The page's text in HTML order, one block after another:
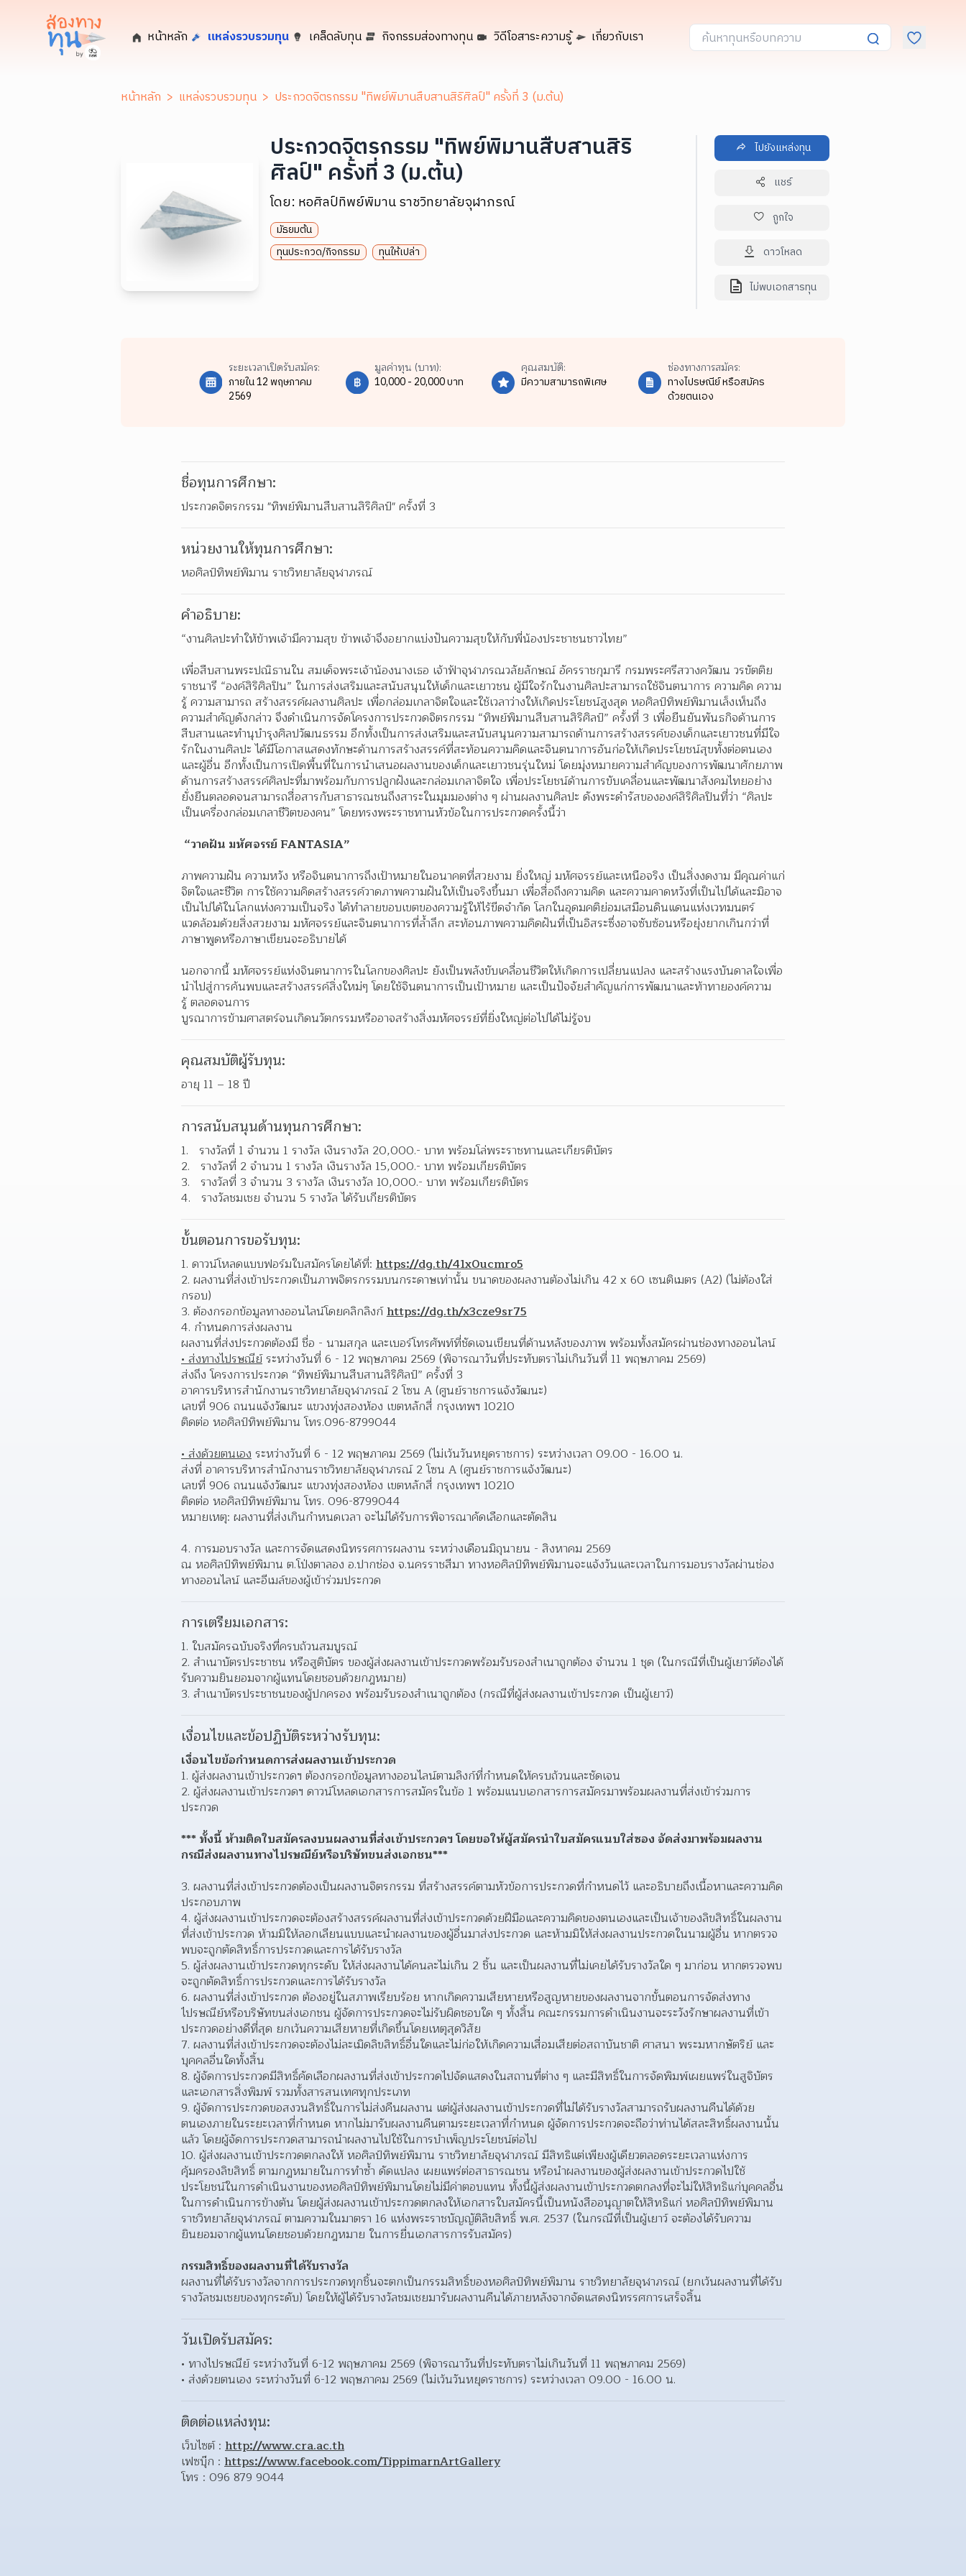
หน้าหลัก แหล่งรวบรวมทุน เคล็ดลับทุน กิจกรรมส่องทางทุน วิดีโอสาระความรู้ เกี่ยวกับเรา
หน้าหลัก > แหล่งรวบรวมทุน > ประกวดจิตรกรรม "ทิพย์พิมานสืบสานสิริศิลป์" ครั้งที่ 3 (ม.ต้น)
ประกวดจิตรกรรม "ทิพย์พิมานสืบสานสิริ
ศิลป์" ครั้งที่ 3 (ม.ต้น)
โดย: หอศิลป์ทิพย์พิมาน ราชวิทยาลัยจุฬาภรณ์
มัธยมต้น
ทุนประกวด/กิจกรรม
ทุนให้เปล่า
ไปยังแหล่งทุน
แชร์
ถูกใจ
ดาวโหลด
ไม่พบเอกสารทุน
ระยะเวลาเปิดรับสมัคร:
ภายใน 12 พฤษภาคม
2569
มูลค่าทุน (บาท):
10,000 - 20,000 บาท
คุณสมบัติ:
มีความสามารถพิเศษ
ช่องทางการสมัคร:
ทางไปรษณีย์ หรือสมัคร
ด้วยตนเอง
ชื่อทุนการศึกษา:
ประกวดจิตรกรรม "ทิพย์พิมานสืบสานสิริศิลป์" ครั้งที่ 3
หน่วยงานให้ทุนการศึกษา:
หอศิลป์ทิพย์พิมาน ราชวิทยาลัยจุฬาภรณ์
คำอธิบาย:
“งานศิลปะทำให้ข้าพเจ้ามีความสุข ข้าพเจ้าจึงอยากแบ่งปันความสุขให้กับพี่น้องประชาชนชาวไทย”
เพื่อสืบสานพระปณิธานใน สมเด็จพระเจ้าน้องนางเธอ เจ้าฟ้าจุฬาภรณวลัยลักษณ์ อัครราชกุมารี กรมพระศรีสวางควัฒน วรขัตติย
ราชนารี “องค์สิริศิลปิน” ในการส่งเสริมและสนับสนุนให้เด็กและเยาวชน ผู้มีใจรักในงานศิลปะสามารถใช้จินตนาการ ความคิด ความ
รู้ ความสามารถ สร้างสรรค์ผลงานศิลปะ เพื่อกล่อมเกลาจิตใจและใช้เวลาว่างให้เกิดประโยชน์สูงสุด หอศิลป์ทิพย์พิมานเล็งเห็นถึง
ความสำคัญดังกล่าว จึงดำเนินการจัดโครงการประกวดจิตรกรรม “ทิพย์พิมานสืบสานสิริศิลป์” ครั้งที่ 3 เพื่อยืนยันพันธกิจด้านการ
สืบสานและทำนุบำรุงศิลปวัฒนธรรม อีกทั้งเป็นการส่งเสริมและสนับสนุนความสามารถด้านการสร้างสรรค์ของเด็กและเยาวชนที่มีใจ
รักในงานศิลปะ ได้มีโอกาสแสดงทักษะด้านการสร้างสรรค์ที่สะท้อนความคิดและจินตนาการอันก่อให้เกิดประโยชน์สุขทั้งต่อตนเอง
และผู้อื่น อีกทั้งเป็นการเปิดพื้นที่ในการนำเสนอผลงานของเด็กและเยาวชนรุ่นใหม่ โดยมุ่งหมายความสำคัญของการพัฒนาศักยภาพ
ด้านการสร้างสรรค์ศิลปะที่มาพร้อมกับการปลูกฝังและกล่อมเกลาจิตใจ เพื่อประโยชน์ด้านการขับเคลื่อนและพัฒนาสังคมไทยอย่าง
ยั่งยืนตลอดจนสามารถสื่อสารกับสาธารณชนถึงสาระในมุมมองต่าง ๆ ผ่านผลงานศิลปะ ดังพระดำรัสขององค์สิริศิลปินที่ว่า “ศิลปะ
เป็นเครื่องกล่อมเกลาชีวิตของคน” โดยทรงพระราชทานหัวข้อในการประกวดครั้งนี้ว่า
“วาดฝัน มหัศจรรย์ FANTASIA”
ภาพความฝัน ความหวัง หรือจินตนาการถึงเป้าหมายในอนาคตที่สวยงาม ยิ่งใหญ่ มหัศจรรย์และเหนือจริง เป็นสิ่งงดงาม มีคุณค่าแก่
จิตใจและชีวิต การใช้ความคิดสร้างสรรค์วาดภาพความฝันให้เป็นจริงขึ้นมา เพื่อสื่อถึงความคิด และความคาดหวังที่เป็นไปได้และมิอาจ
เป็นไปได้ในโลกแห่งความเป็นจริง ได้ทำลายขอบเขตของความรู้ให้ไร้ขีดจำกัด โลกในอุดมคติย่อมเสมือนดินแดนแห่งเวทมนตร์
แวดล้อมด้วยสิ่งสวยงาม มหัศจรรย์และจินตนาการที่ล้ำลึก สะท้อนภาพความคิดฝันที่เป็นอิสระซึ่งอาจซับซ้อนหรือยุ่งยากเกินกว่าที่
ภาษาพูดหรือภาษาเขียนจะอธิบายได้
นอกจากนี้ มหัศจรรย์แห่งจินตนาการในโลกของศิลปะ ยังเป็นพลังขับเคลื่อนชีวิตให้เกิดการเปลี่ยนแปลง และสร้างแรงบันดาลใจเพื่อ
นำไปสู่การค้นพบและสร้างสรรค์สิ่งใหม่ๆ โดยใช้จินตนาการเป็นเป้าหมาย และเป็นปัจจัยสำคัญแก่การพัฒนาและท้าทายองค์ความ
รู้ ตลอดจนการ
บูรณาการข้ามศาสตร์จนเกิดนวัตกรรมหรืออาจสร้างสิ่งมหัศจรรย์ที่ยิ่งใหญ่ต่อไปได้ไม่รู้จบ
คุณสมบัติผู้รับทุน:
อายุ 11 – 18 ปี
การสนับสนุนด้านทุนการศึกษา:
รางวัลที่ 1 จำนวน 1 รางวัล เงินรางวัล 20,000.- บาท พร้อมโล่พระราชทานและเกียรติบัตร
รางวัลที่ 2 จำนวน 1 รางวัล เงินรางวัล 15,000.- บาท พร้อมเกียรติบัตร
รางวัลที่ 3 จำนวน 3 รางวัล เงินรางวัล 10,000.- บาท พร้อมเกียรติบัตร
รางวัลชมเชย จำนวน 5 รางวัล ได้รับเกียรติบัตร
ขั้นตอนการขอรับทุน:
ดาวน์โหลดแบบฟอร์มใบสมัครโดยได้ที่: https://dg.th/41x0ucmro5
ผลงานที่ส่งเข้าประกวดเป็นภาพจิตรกรรมบนกระดาษเท่านั้น ขนาดของผลงานต้องไม่เกิน 42 x 60 เซนติเมตร (A2) (ไม่ต้องใส่
กรอบ)
ต้องกรอกข้อมูลทางออนไลน์โดยคลิกลิงก์ https://dg.th/x3cze9sr75
กำหนดการส่งผลงาน
ผลงานที่ส่งประกวดต้องมี ชื่อ - นามสกุล และเบอร์โทรศัพท์ที่ชัดเจนเขียนที่ด้านหลังของภาพ พร้อมทั้งสมัครผ่านช่องทางออนไลน์
• ส่งทางไปรษณีย์ ระหว่างวันที่ 6 - 12 พฤษภาคม 2569 (พิจารณาวันที่ประทับตราไม่เกินวันที่ 11 พฤษภาคม 2569)
ส่งถึง โครงการประกวด “ทิพย์พิมานสืบสานสิริศิลป์” ครั้งที่ 3
อาคารบริหารสำนักงานราชวิทยาลัยจุฬาภรณ์ 2 โซน A (ศูนย์ราชการแจ้งวัฒนะ)
เลขที่ 906 ถนนแจ้งวัฒนะ แขวงทุ่งสองห้อง เขตหลักสี่ กรุงเทพฯ 10210
ติดต่อ หอศิลป์ทิพย์พิมาน โทร.096-8799044
• ส่งด้วยตนเอง ระหว่างวันที่ 6 - 12 พฤษภาคม 2569 (ไม่เว้นวันหยุดราชการ) ระหว่างเวลา 09.00 - 16.00 น.
ส่งที่ อาคารบริหารสำนักงานราชวิทยาลัยจุฬาภรณ์ 2 โซน A (ศูนย์ราชการแจ้งวัฒนะ)
เลขที่ 906 ถนนแจ้งวัฒนะ แขวงทุ่งสองห้อง เขตหลักสี่ กรุงเทพฯ 10210
ติดต่อ หอศิลป์ทิพย์พิมาน โทร. 096-8799044
หมายเหตุ: ผลงานที่ส่งเกินกำหนดเวลา จะไม่ได้รับการพิจารณาคัดเลือกและตัดสิน
4. การมอบรางวัล และการจัดแสดงนิทรรศการผลงาน ระหว่างเดือนมิถุนายน - สิงหาคม 2569
ณ หอศิลป์ทิพย์พิมาน ต.โป่งตาลอง อ.ปากช่อง จ.นครราชสีมา ทางหอศิลป์ทิพย์พิมานจะแจ้งวันและเวลาในการมอบรางวัลผ่านช่อง
ทางออนไลน์ และอีเมล์ของผู้เข้าร่วมประกวด
การเตรียมเอกสาร:
1. ใบสมัครฉบับจริงที่ครบถ้วนสมบูรณ์
2. สําเนาบัตรประชาชน หรือสูติบัตร ของผู้ส่งผลงานเข้าประกวดพร้อมรับรองสําเนาถูกต้อง จํานวน 1 ชุด (ในกรณีที่เป็นผู้เยาว์ต้องได้
รับความยินยอมจากผู้แทนโดยชอบด้วยกฎหมาย)
3. สําเนาบัตรประชาชนของผู้ปกครอง พร้อมรับรองสําเนาถูกต้อง (กรณีที่ผู้ส่งผลงานเข้าประกวด เป็นผู้เยาว์)
เงื่อนไขและข้อปฏิบัติระหว่างรับทุน:
เงื่อนไขข้อกำหนดการส่งผลงานเข้าประกวด
1. ผู้ส่งผลงานเข้าประกวดฯ ต้องกรอกข้อมูลทางออนไลน์ตามลิงก์ที่กำหนดให้ครบถ้วนและชัดเจน
2. ผู้ส่งผลงานเข้าประกวดฯ ดาวน์โหลดเอกสารการสมัครในข้อ 1 พร้อมแนบเอกสารการสมัครมาพร้อมผลงานที่ส่งเข้าร่วมการ
ประกวด
*** ทั้งนี้ ห้ามติดใบสมัครลงบนผลงานที่ส่งเข้าประกวดฯ โดยขอให้ผู้สมัครนําใบสมัครแนบใส่ซอง จัดส่งมาพร้อมผลงาน
กรณีส่งผลงานทางไปรษณีย์หรือบริษัทขนส่งเอกชน***
3. ผลงานที่ส่งเข้าประกวดต้องเป็นผลงานจิตรกรรม ที่สร้างสรรค์ตามหัวข้อการประกวดที่กำหนดไว้ และอธิบายถึงเนื้อหาและความคิด
ประกอบภาพ
4. ผู้ส่งผลงานเข้าประกวดจะต้องสร้างสรรค์ผลงานที่ส่งเข้าประกวดด้วยฝีมือและความคิดของตนเองและเป็นเจ้าของลิขสิทธิ์ในผลงาน
ที่ส่งเข้าประกวด ห้ามมิให้ลอกเลียนแบบและนำผลงานของผู้อื่นมาส่งประกวด และห้ามมิให้ส่งผลงานประกวดในนามผู้อื่น หากตรวจ
พบจะถูกตัดสิทธิ์การประกวดและการได้รับรางวัล
5. ผู้ส่งผลงานเข้าประกวดทุกระดับ ให้ส่งผลงานได้คนละไม่เกิน 2 ชิ้น และเป็นผลงานที่ไม่เคยได้รับรางวัลใด ๆ มาก่อน หากตรวจพบ
จะถูกตัดสิทธิ์การประกวดและการได้รับรางวัล
6. ผลงานที่ส่งเข้าประกวด ต้องอยู่ในสภาพเรียบร้อย หากเกิดความเสียหายหรือสูญหายของผลงานจากขั้นตอนการจัดส่งทาง
ไปรษณีย์หรือบริษัทขนส่งเอกชน ผู้จัดการประกวดจะไม่รับผิดชอบใด ๆ ทั้งสิ้น คณะกรรมการดําเนินงานจะระวังรักษาผลงานที่เข้า
ประกวดอย่างดีที่สุด ยกเว้นความเสียหายที่เกิดขึ้นโดยเหตุสุดวิสัย
7. ผลงานที่ส่งเข้าประกวดจะต้องไม่ละเมิดลิขสิทธิ์อื่นใดและไม่ก่อให้เกิดความเสื่อมเสียต่อสถาบันชาติ ศาสนา พระมหากษัตริย์ และ
บุคคลอื่นใดทั้งสิ้น
8. ผู้จัดการประกวดมีสิทธิ์คัดเลือกผลงานที่ส่งเข้าประกวดไปจัดแสดงในสถานที่ต่าง ๆ และมีสิทธิ์ในการจัดพิมพ์เผยแพร่ในสูจิบัตร
และเอกสารสิ่งพิมพ์ รวมทั้งสารสนเทศทุกประเภท
9. ผู้จัดการประกวดขอสงวนสิทธิ์ในการไม่ส่งคืนผลงาน แต่ผู้ส่งผลงานเข้าประกวดที่ไม่ได้รับรางวัลสามารถรับผลงานคืนได้ด้วย
ตนเองภายในระยะเวลาที่กำหนด หากไม่มารับผลงานคืนตามระยะเวลาที่กำหนด ผู้จัดการประกวดจะถือว่าท่านได้สละสิทธิ์ผลงานนั้น
แล้ว โดยผู้จัดการประกวดสามารถนำผลงานไปใช้ในการบำเพ็ญประโยชน์ต่อไป
10. ผู้ส่งผลงานเข้าประกวดตกลงให้ หอศิลป์ทิพย์พิมาน ราชวิทยาลัยจุฬาภรณ์ มีสิทธิแต่เพียงผู้เดียวตลอดระยะเวลาแห่งการ
คุ้มครองลิขสิทธิ์ ตามกฎหมายในการทําซ้ำ ดัดแปลง เผยแพร่ต่อสาธารณชน หรือนําผลงานของผู้ส่งผลงานเข้าประกวดไปใช้
ประโยชน์ในการดําเนินงานของหอศิลป์ทิพย์พิมานโดยไม่มีค่าตอบแทน ทั้งนี้ผู้ส่งผลงานเข้าประกวดตกลงที่จะไม่ให้สิทธิแก่บุคคลอื่น
ในการดําเนินการข้างต้น โดยผู้ส่งผลงานเข้าประกวดตกลงให้เอกสารใบสมัครนี้เป็นหนังสืออนุญาตให้สิทธิแก่ หอศิลป์ทิพย์พิมาน
ราชวิทยาลัยจุฬาภรณ์ ตามความในมาตรา 16 แห่งพระราชบัญญัติลิขสิทธิ์ พ.ศ. 2537 (ในกรณีที่เป็นผู้เยาว์ จะต้องได้รับความ
ยินยอมจากผู้แทนโดยชอบด้วยกฎหมาย ในการยื่นเอกสารการรับสมัคร)
กรรมสิทธิ์ของผลงานที่ได้รับรางวัล
ผลงานที่ได้รับรางวัลจากการประกวดทุกชิ้นจะตกเป็นกรรมสิทธิ์ของหอศิลป์ทิพย์พิมาน ราชวิทยาลัยจุฬาภรณ์ (ยกเว้นผลงานที่ได้รับ
รางวัลชมเชยของทุกระดับ) โดยให้ผู้ได้รับรางวัลชมเชยมารับผลงานคืนได้ภายหลังจากจัดแสดงนิทรรศการเสร็จสิ้น
วันเปิดรับสมัคร:
• ทางไปรษณีย์ ระหว่างวันที่ 6-12 พฤษภาคม 2569 (พิจารณาวันที่ประทับตราไม่เกินวันที่ 11 พฤษภาคม 2569)
• ส่งด้วยตนเอง ระหว่างวันที่ 6-12 พฤษภาคม 2569 (ไม่เว้นวันหยุดราชการ) ระหว่างเวลา 09.00 - 16.00 น.
ติดต่อแหล่งทุน:
เว็บไซต์ : http://www.cra.ac.th
เฟซบุ๊ก : https://www.facebook.com/TippimarnArtGallery
โทร : 096 879 9044